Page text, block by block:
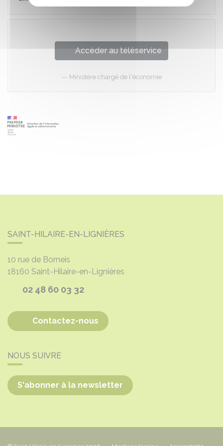
Accéder au téléservice
Ministère chargé de l'économie
SAINT-HILAIRE-EN-LIGNIÈRES
10 rue de Borneis
18160 Saint-Hilaire-en-Lignières
02 48 60 03 32
Contactez-nous
NOUS SUIVRE
S'abonner à la newsletter